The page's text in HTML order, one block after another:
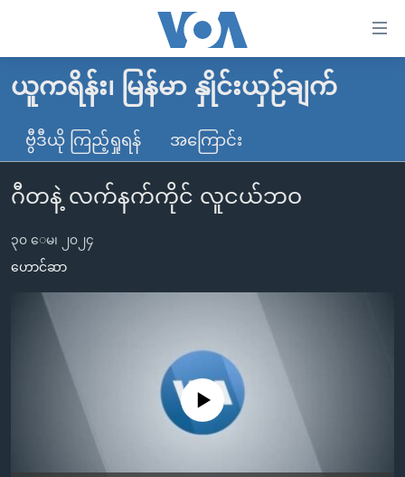
လွယ်ကူ
သည့်
Link
များ
ပင်မ
အကြောင်းအရာ
မူလစာမျက်နှာ
မြန်မာ
ကမ္ဘာ့သတင်းများ
နိုင်ငံတကာ
တရုတ်
အစ္စရေး-ပါလက်စတိုင်း
ဗွီဒီယို
ရပ်ဝန်းတခု လမ်းတခု အလွန်
အင်္ဂလိပ်စာလေ့လာမယ်
အမေရိကန်သုံးအီဒီယံ
မကြေးမုံရဲ့ အင်္ဂလိပ်စာ
ရုပ်ရှင်ထဲက အင်္ဂလိပ်စာ
အပတ်စဉ်ကဏ္ဍများ
ရေဒီယို
ရေဒီယိုနှင့်ရုပ်သံ အချက်အလက်များ
ရေဒီယို/တီဗွီအစီအစဉ်
ယူကရိန်း၊ မြန်မာ နှိုင်းယှဉ်ချက်
ဗွီဒီယို ကြည့်ရှုရန် အကြောင်း
ဂီတနဲ့ လက်နက်ကိုင် လူငယ်ဘဝ
၃၀ ေမ၊ ၂၀၂၄
ဟောင်ဆာ
No media source currently available